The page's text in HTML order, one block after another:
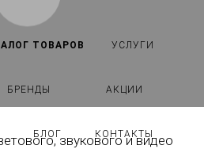
ТОВАРОВ УСЛУГИ
БРЕНДЫ АКЦИИ
БЛОГ КОНТАКТЫ
звукового и видео